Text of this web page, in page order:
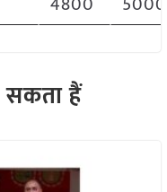
हैं